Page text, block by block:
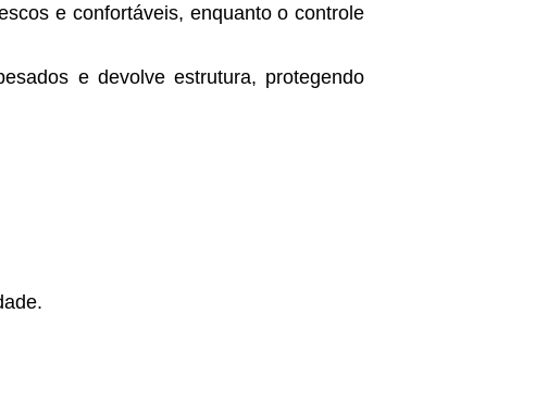
e confortáveis, enquanto o controle
e devolve estrutura, protegendo